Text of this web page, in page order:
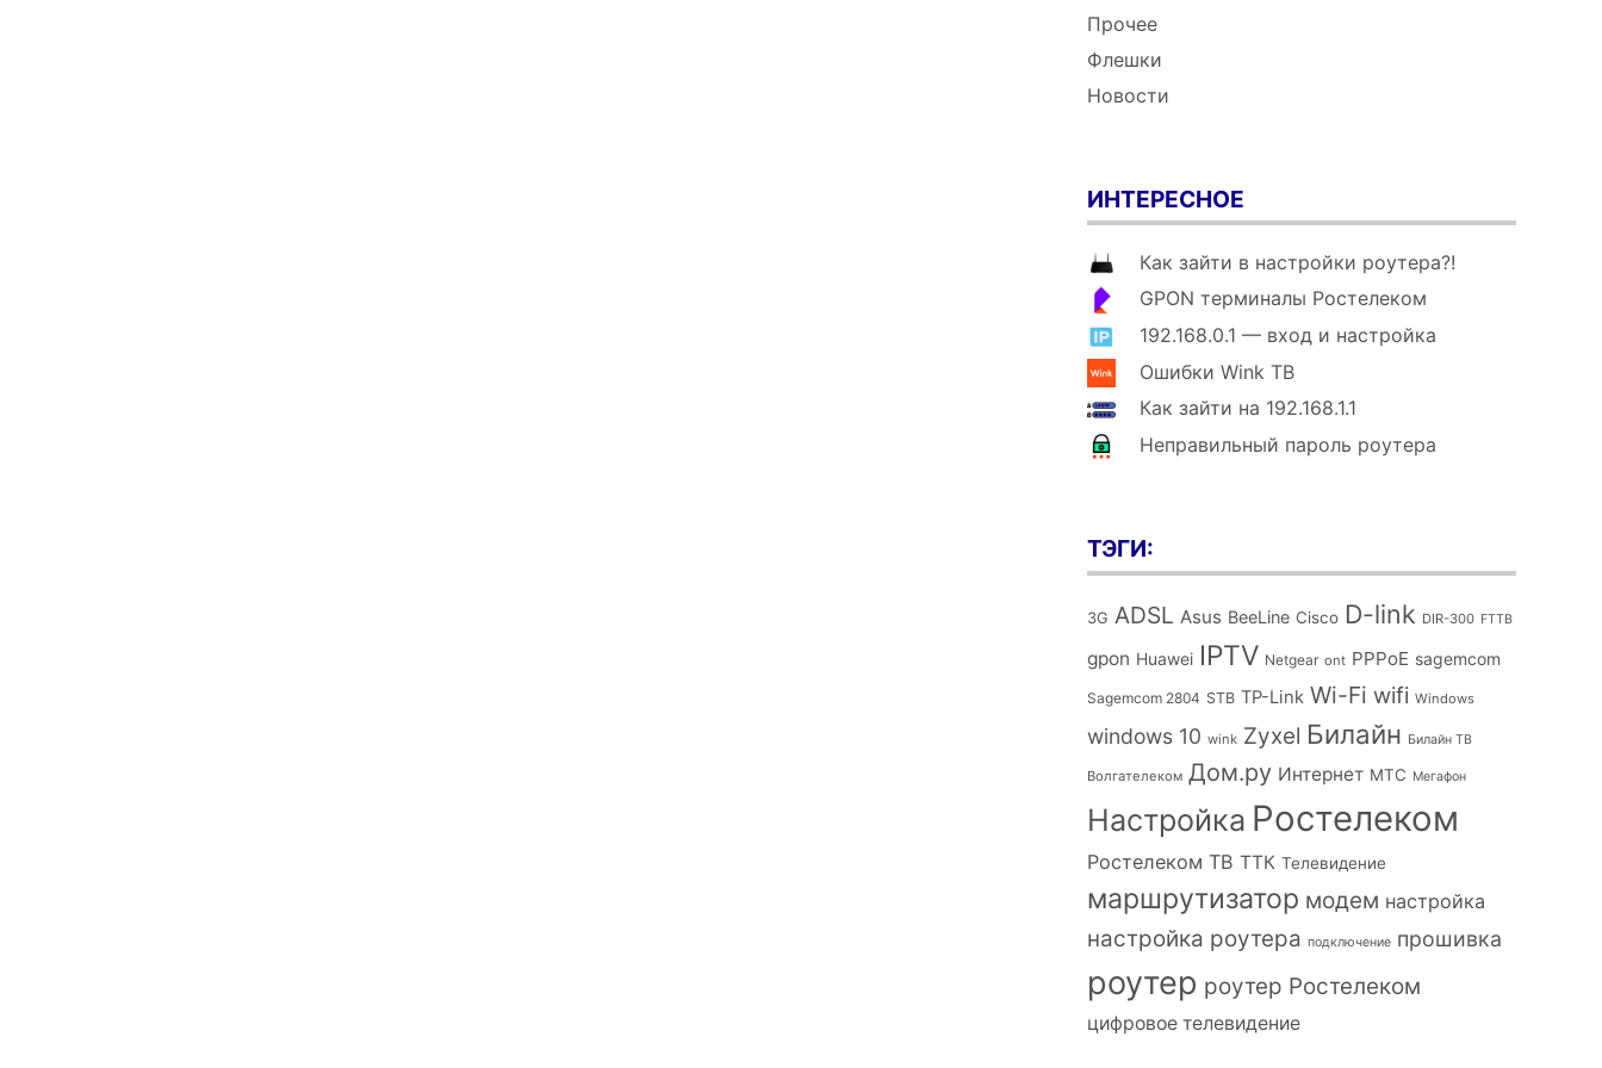
Прочее
Флешки
Новости
ИНТЕРЕСНОЕ
Как зайти в настройки роутера?!
GPON терминалы Ростелеком
192.168.0.1 — вход и настройка
Ошибки Wink ТВ
Как зайти на 192.168.1.1
Неправильный пароль роутера
ТЭГИ:
3G ADSL Asus BeeLine Cisco D-link DIR-300 FTTB
gpon Huawei IPTV Netgear ont PPPoE sagemcom
Sagemcom 2804 STB TP-Link Wi-Fi wifi Windows
windows 10 wink Zyxel Билайн Билайн ТВ
Волгателеком Дом.ру Интернет МТС Мегафон
Настройка Ростелеком
Ростелеком ТВ ТТК Телевидение
маршрутизатор модем настройка
настройка роутера подключение прошивка
роутер роутер Ростелеком
цифровое телевидение